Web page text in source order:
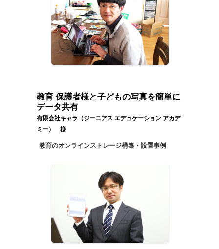
教育 保護者様と子どもの写真を簡単に
データ共有
有限会社キャラ（ジーニアス エデュケーション アカデ
ミー） 様
教育のオンラインストレージ構築・設置事例